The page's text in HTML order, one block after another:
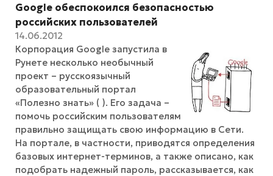
Google обеспокоился безопасностью
российских пользователей
14.06.2012
Корпорация Google запустила в
Рунете несколько необычный
проект – русскоязычный
образовательный портал
«Полезно знать» ( ). Его задача –
помочь российским пользователям
правильно защищать свою информацию в Сети.
На портале, в частности, приводятся определения
базовых интернет-терминов, а также описано, как
подобрать надежный пароль, рассказывается, как